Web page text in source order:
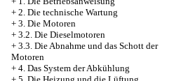
+ 2. Die technische Wartung
+ 3. Die Motoren
+ 3.2. Die Dieselmotoren
+ 3.3. Die Abnahme und das Schott der
Motoren
+ 4. Das System der Abkühlung